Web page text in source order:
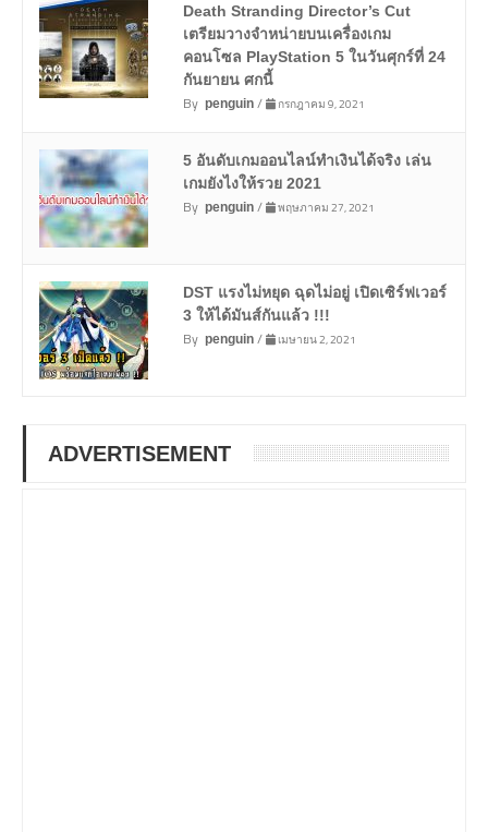
Death Stranding Director’s Cut
เตรียมวางจำหน่ายบนเครื่องเกม
คอนโซล PlayStation 5 ในวันศุกร์ที่ 24
กันยายน ศกนี้
By penguin/ กรกฎาคม 9, 2021
5 อันดับเกมออนไลน์ทำเงินได้จริง เล่น
เกมยังไงให้รวย 2021
By penguin/ พฤษภาคม 27, 2021
DST แรงไม่หยุด ฉุดไม่อยู่ เปิดเซิร์ฟเวอร์
3 ให้ได้มันส์กันแล้ว !!!
By penguin/ เมษายน 2, 2021
ADVERTISEMENT